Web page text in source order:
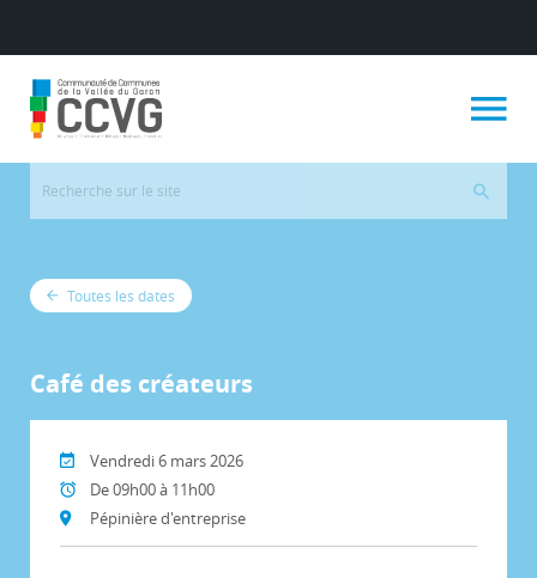
Toutes les dates
Café des créateurs
Vendredi 6 mars 2026
De 09h00 à 11h00
Pépinière d'entreprise